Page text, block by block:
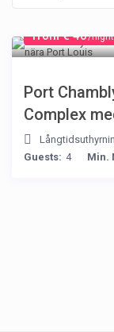
from € 40/night
Port
Complex
Guests: 4 Min.